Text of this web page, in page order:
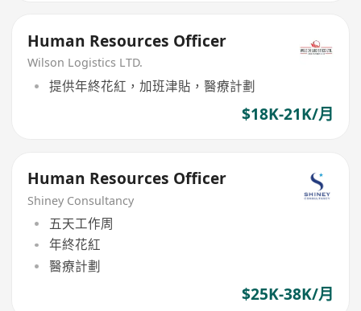
Human Resources Officer
Wilson Logistics LTD.
提供年終花紅，加班津貼，醫療計劃
$18K-21K/月
Human Resources Officer
Shiney Consultancy
五天工作周
年終花紅
醫療計劃
$25K-38K/月